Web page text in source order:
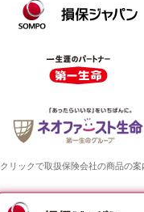
クリックで取扱保険会社の商品の案